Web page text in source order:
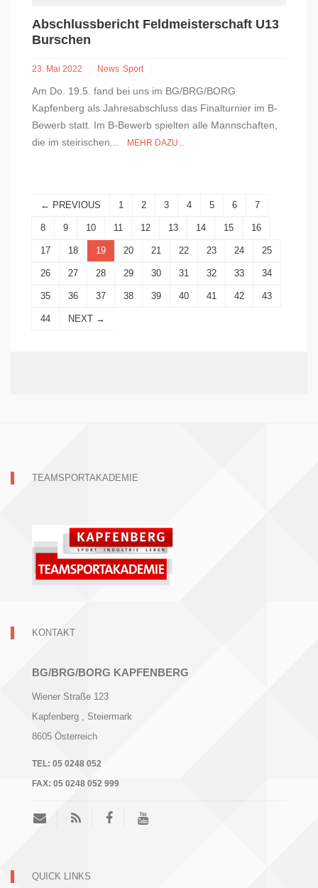
Abschlussbericht Feldmeisterschaft U13
Burschen
23. Mai 2022 News Sport
Am Do. 19.5. fand bei uns im BG/BRG/BORG
Kapfenberg als Jahresabschluss das Finalturnier im B-
Bewerb statt. Im B-Bewerb spielten alle Mannschaften,
die im steirischen...
MEHR DAZU...
← PREVIOUS 1 2 3 4 5 6 7
8 9 10 11 12 13 14 15 16
17 18 19 20 21 22 23 24 25
26 27 28 29 30 31 32 33 34
35 36 37 38 39 40 41 42 43
44 NEXT →
TEAMSPORTAKADEMIE
KONTAKT
BG/BRG/BORG KAPFENBERG
Wiener Straße 123
Kapfenberg
, Steiermark
8605 Österreich
TEL: 05 0248 052
FAX: 05 0248 052 999
QUICK LINKS